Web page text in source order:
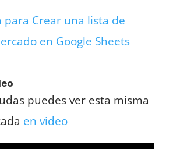
para Crear una lista de
en Google Sheets
puedes ver esta misma
en video